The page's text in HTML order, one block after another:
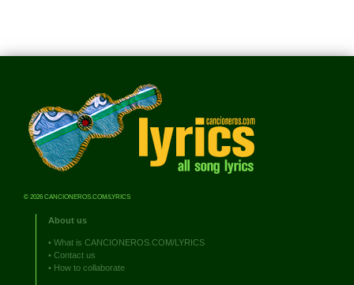
© 2026 CANCIONEROS.COM/LYRICS
About us
• What is CANCIONEROS.COM/LYRICS
• Contact us
• How to collaborate